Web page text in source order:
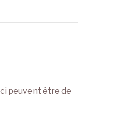
peuvent être de